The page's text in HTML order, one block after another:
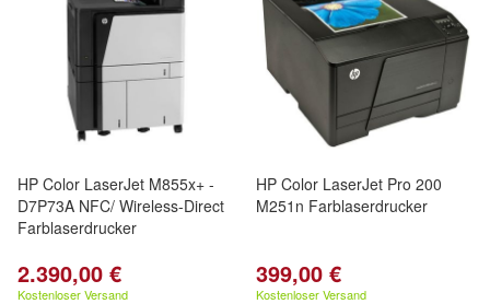
HP Color LaserJet M855x+ -
D7P73A NFC/ Wireless-Direct
Farblaserdrucker
2.390,00 €
Kostenloser Versand
HP Color LaserJet Pro 200
M251n Farblaserdrucker
399,00 €
Kostenloser Versand